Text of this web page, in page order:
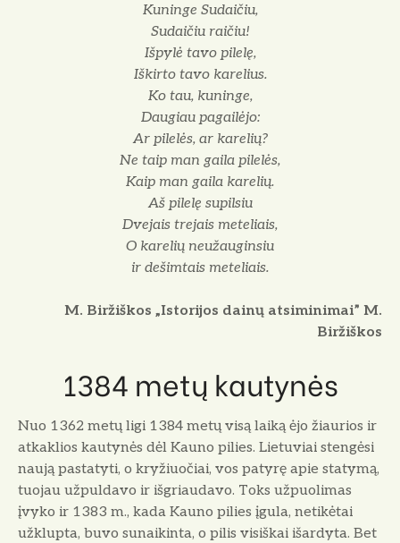
Kuninge Sudaičiu,
Sudaičiu raičiu!
Išpylė tavo pilelę,
Iškirto tavo karelius.
Ko tau, kuninge,
Daugiau pagailėjo:
Ar pilelės, ar karelių?
Ne taip man gaila pilelės,
Kaip man gaila karelių.
Aš pilelę supilsiu
Dvejais trejais meteliais,
O karelių neužauginsiu
ir dešimtais meteliais.
M. Biržiškos „Istorijos dainų atsiminimai” M.
Biržiškos
1384 metų kautynės
Nuo 1362 metų ligi 1384 metų vi­są laiką ėjo žiaurios ir
atkaklios kau­tynės dėl Kauno pilies. Lietuviai sten­gėsi
naują pastatyti, o kryžiuočiai, vos patyrę apie statymą,
tuojau už­puldavo ir išgriaudavo. Toks užpuoli­mas
įvyko ir 1383 m., kada Kauno pi­lies įgula, netikėtai
užklupta, buvo su­naikinta, o pilis visiškai išardyta. Bet